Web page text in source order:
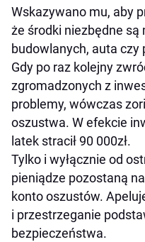
Wskazywano mu, aby
że środki niezbędne są
budowlanych, auta
Gdy po raz kolejny
zgromadzonych z
problemy, wówczas
oszustwa. W efekcie
latek stracił 90 000zł.
Tylko i wyłącznie od
pieniądze pozostaną
konto oszustów.
i przestrzeganie
bezpieczeństwa.